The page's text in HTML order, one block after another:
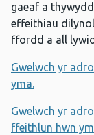
gaeaf a
effeithiau
ffordd a all
Gwelwch yr
yma.
Gwelwch yr
ffeithlun hwn